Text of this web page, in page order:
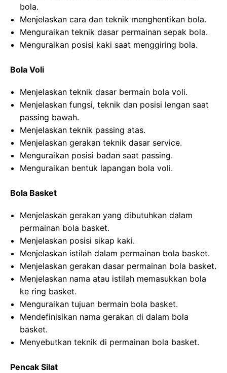
bola.
Menjelaskan cara dan teknik menghentikan bola.
Menguraikan teknik dasar permainan sepak bola.
Menguraikan posisi kaki saat menggiring bola.
Bola Voli
Menjelaskan teknik dasar bermain bola voli.
Menjelaskan fungsi, teknik dan posisi lengan saat
passing bawah.
Menjelaskan teknik passing atas.
Menjelaskan gerakan teknik dasar service.
Menguraikan posisi badan saat passing.
Menguraikan bentuk lapangan bola voli.
Bola Basket
Menjelaskan gerakan yang dibutuhkan dalam
permainan bola basket.
Menjelaskan posisi sikap kaki.
Menjelaskan istilah dalam permainan bola basket.
Menjelaskan gerakan dasar permainan bola basket.
Menjelaskan nama atau istilah memasukkan bola
ke ring basket.
Menguraikan tujuan bermain bola basket.
Mendefinisikan nama gerakan di dalam bola
basket.
Menyebutkan teknik di permainan bola basket.
Pencak Silat